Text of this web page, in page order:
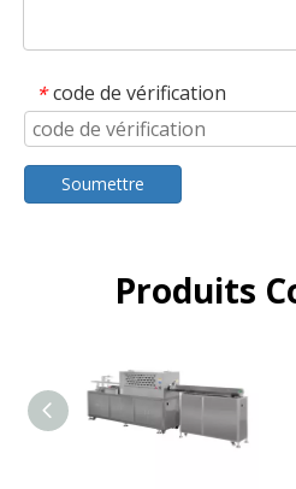
* code de vérification
Soumettre
Produits